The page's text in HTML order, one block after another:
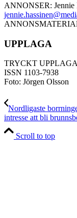
ANNONSER: Jennie
UPPLAGA
TRYCKT
ISSN 1103-7938
Foto: Jörgen Olsson
Nordligaste
intresse att bli
Scroll to top